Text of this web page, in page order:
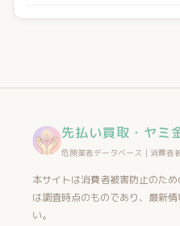
先払い買取・ヤミ
危険業者データベース｜消費者
本サイトは消費者被害防止のた
は調査時点のものであり、最新
い。